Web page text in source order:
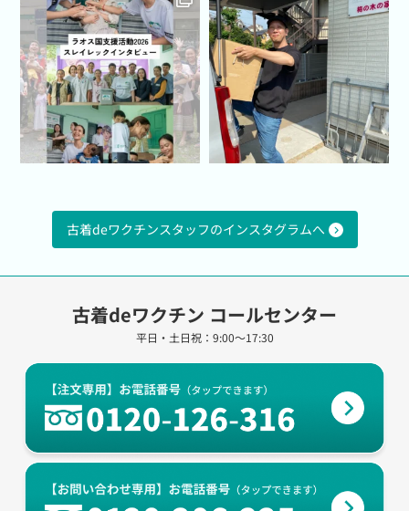
古着deワクチンスタッフのインスタグラムへ
古着deワクチン コールセンター
平日・土日祝：9:00～17:30